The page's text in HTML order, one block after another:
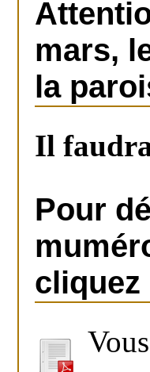
mars,
la
Il
Pour
cliquez